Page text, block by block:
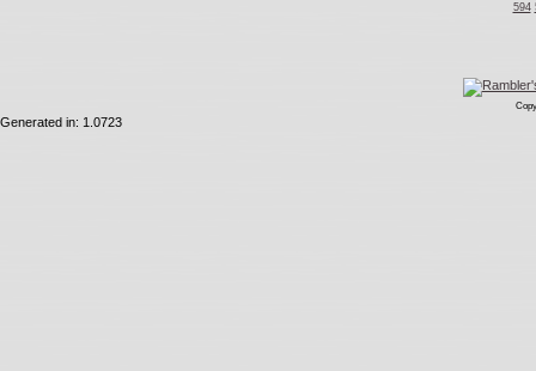
594
Generated in: 1.0723